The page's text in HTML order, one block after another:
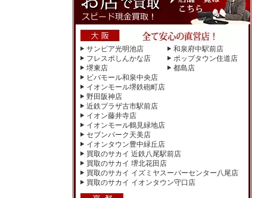
サンピア光明池店
フレスポしんかな店
堺東店
和泉府中駅前店
ポップタウン住道店
都島店
ビバモール和泉中央店
イオンモール堺鉄砲町店
野田阪神店
近鉄プラザ古市駅前店
イオン藤井寺店
イオンモール鶴見緑地店
セブンパーク天美店
イオンタウン豊中緑丘店
買取のサカイ 近鉄八尾駅前店
買取のサカイ 堺北花田店
買取のサカイ イズミヤスーパーセンター八尾店
買取のサカイ イオンタウン守口店